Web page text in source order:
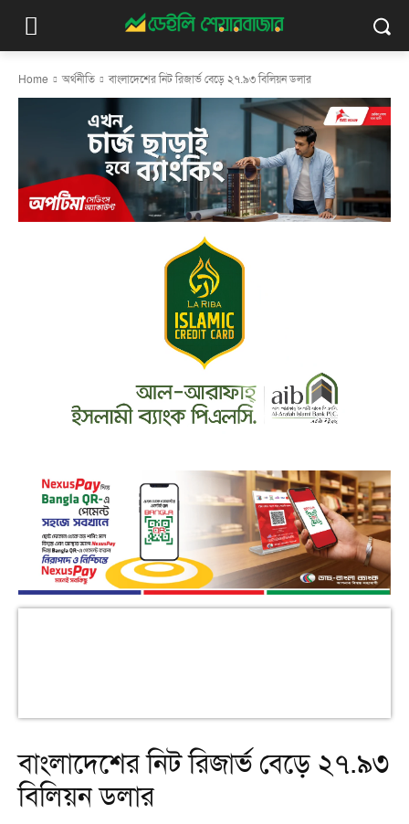
Home অর্থনীতি বাংলাদেশের নিট রিজার্ভ বেড়ে ২৭.৯৩ বিলিয়ন ডলার
বাংলাদেশের নিট রিজার্ভ বেড়ে ২৭.৯৩
বিলিয়ন ডলার